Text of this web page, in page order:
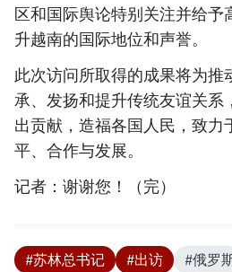
区和国际舆论特别关注并给予
升越南的国际地位和声誉。
此次访问所取得的成果将为推
承、发扬和提升传统友谊关系
出贡献，造福各国人民，致力
平、合作与发展。
记者：谢谢您！（完）
#苏林总书记 #出访 #俄罗